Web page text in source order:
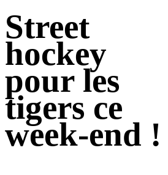
Street
hockey
pour les
tigers ce
week-end !